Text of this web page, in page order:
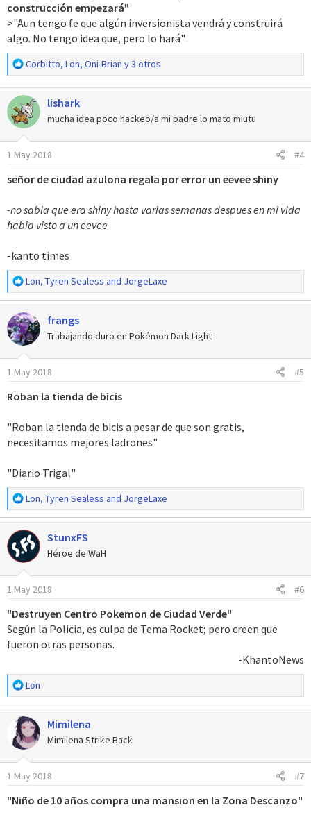
construcción empezará"
>"Aun tengo fe que algún inversionista vendrá y construirá
algo. No tengo idea que, pero lo hará"
R
e
a
c
c
i
o
n
s
Corbitto, Lon, Oni-Brian y 3 otros
lishark
mucha idea poco hackeo/a mi padre lo mato miutu
1 May 2018 #4
señor de ciudad azulona regala por error un eevee shiny
-no sabia que era shiny hasta varias semanas despues en mi vida
habia visto a un eevee
-kanto times
R
e
a
c
c
i
o
n
s
Lon, Tyren Sealess and JorgeLaxe
frangs
Trabajando duro en Pokémon Dark Light
1 May 2018 #5
Roban la tienda de bicis
"Roban la tienda de bicis a pesar de que son gratis,
necesitamos mejores ladrones"
"Diario Trigal"
R
e
a
c
c
i
o
n
s
:
Lon, Tyren Sealess and JorgeLaxe
StunxFS
Héroe de WaH
1 May 2018 #6
"Destruyen Centro Pokemon de Ciudad Verde"
Según la Policia, es culpa de Tema Rocket; pero creen que
fueron otras personas.
-KhantoNews​
R
e
a
c
c
i
o
n
s
Lon
Mimilena
Mimilena Strike Back
1 May 2018 #7
"Niño de 10 años compra una mansion en la Zona Descanzo"